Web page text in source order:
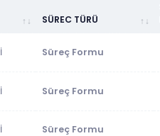
SÜREC TÜRÜ
Süreç Formu
Süreç Formu
Süreç Formu